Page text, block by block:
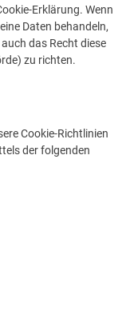
Erklärung. Wenn
Daten behandeln,
das Recht diese
zu richten.
Cookie-Richtlinien
der folgenden